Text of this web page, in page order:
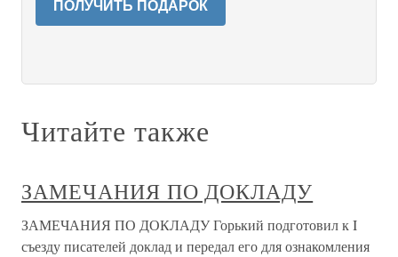
ПОЛУЧИТЬ ПОДАРОК
Читайте также
ЗАМЕЧАНИЯ ПО ДОКЛАДУ
ЗАМЕЧАНИЯ ПО ДОКЛАДУ Горький подготовил к I
съезду писателей доклад и передал его для ознакомления